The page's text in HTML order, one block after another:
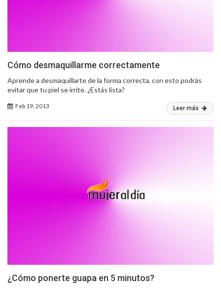
Cómo desmaquillarme correctamente
Aprende a desmaquillarte de la forma correcta, con esto podrás
evitar que tu piel se irrite. ¿Estás lista?
Feb 19, 2013 Leer más
¿Cómo ponerte guapa en 5 minutos?